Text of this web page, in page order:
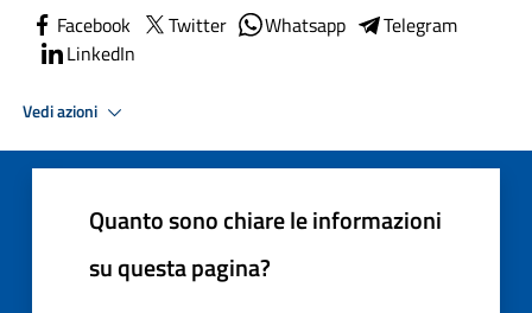
Facebook Twitter Whatsapp
Telegram
LinkedIn
Vedi azioni
Quanto sono chiare le informazioni
su questa pagina?